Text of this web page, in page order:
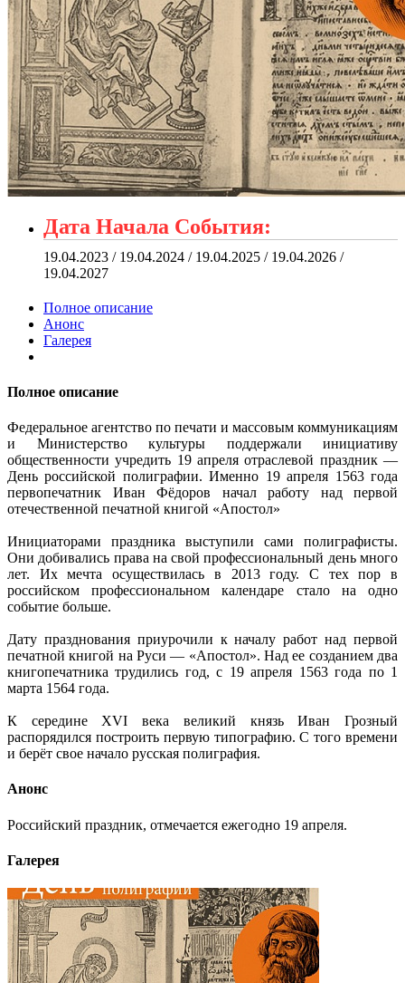
Дата Начала События:
19.04.2023 / 19.04.2024 / 19.04.2025 / 19.04.2026 /
19.04.2027
Полное описание
Анонс
Галерея
Полное описание
Федеральное агентство по печати и массовым коммуникациям
и Министерство культуры поддержали инициативу
общественности учредить 19 апреля отраслевой праздник —
День российской полиграфии. Именно 19 апреля 1563 года
первопечатник Иван Фёдоров начал работу над первой
отечественной печатной книгой «Апостол»
Инициаторами праздника выступили сами полиграфисты.
Они добивались права на свой профессиональный день много
лет. Их мечта осуществилась в 2013 году. С тех пор в
российском профессиональном календаре стало на одно
событие больше.
Дату празднования приурочили к началу работ над первой
печатной книгой на Руси — «Апостол». Над ее созданием два
книгопечатника трудились год, с 19 апреля 1563 года по 1
марта 1564 года.
К середине XVI века великий князь Иван Грозный
распорядился построить первую типографию. С того времени
и берёт свое начало русская полиграфия.
Анонс
Российский праздник, отмечается ежегодно 19 апреля.
Галерея